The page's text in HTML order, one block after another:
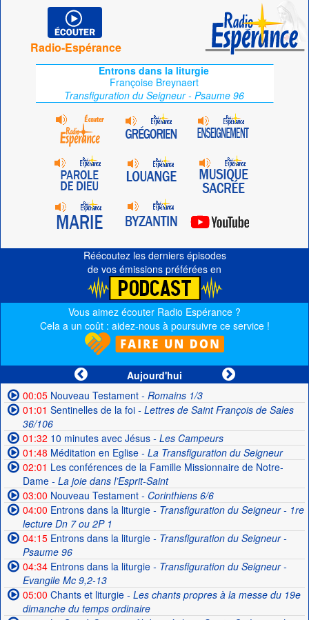
Radio-Espérance
Entrons dans la liturgie
Françoise Breynaert
Transfiguration du Seigneur - Psaume 96
Réécoutez les derniers épisodes
de vos émissions préférées en
Vous aimez écouter Radio Espérance ?
Cela a un coût : aidez-nous à poursuivre ce service !
Aujourd'hui
00:05Nouveau Testament- Romains 1/3
01:01 Sentinelles de la foi- Lettres de Saint François de Sales
36/106
01:32 10 minutes avec Jésus- Les Campeurs
01:48 Méditation en Eglise- La Transfiguration du Seigneur
02:01 Les conférences de la Famille Missionnaire de Notre-
Dame- La joie dans l’Esprit-Saint
03:00 Nouveau Testament- Corinthiens 6/6
04:00 Entrons dans la liturgie- Transfiguration du Seigneur - 1re
lecture Dn 7 ou 2P 1
04:15Entrons dans la liturgie- Transfiguration du Seigneur -
Psaume 96
04:34Entrons dans la liturgie- Transfiguration du Seigneur -
Evangile Mc 9,2-13
05:00 Chants et liturgie- Les chants propres à la messe du 19e
dimanche du temps ordinaire